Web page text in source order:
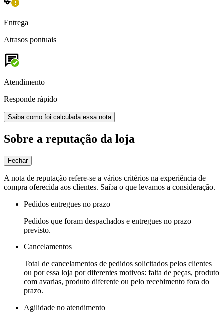
Entrega
Atrasos pontuais
Atendimento
Responde rápido
Saiba como foi calculada essa nota
Sobre a reputação da loja
Fechar
A nota de reputação refere-se a vários critérios na experiência de
compra oferecida aos clientes. Saiba o que levamos a consideração.
Pedidos entregues no prazo
Pedidos que foram despachados e entregues no prazo
previsto.
Cancelamentos
Total de cancelamentos de pedidos solicitados pelos clientes
ou por essa loja por diferentes motivos: falta de peças, produto
com avarias, produto diferente ou pelo recebimento fora do
prazo.
Agilidade no atendimento